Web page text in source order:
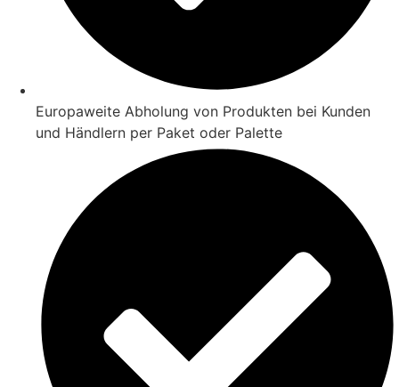
Europaweite Abholung von Produkten bei Kunden
und Händlern per Paket oder Palette